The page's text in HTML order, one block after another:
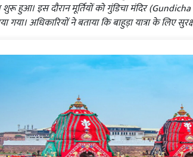
हुआ। इस दौरान मूर्तियों को गुंडिचा मंदिर
गया। अधिकारियों ने बताया कि बाहुड़ा यात्रा के लिए